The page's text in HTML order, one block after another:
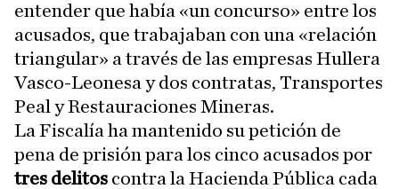
entender que había «un concurso» entre los
acusados, que trabajaban con una «relación
triangular» a través de las empresas Hullera
Vasco-Leonesa y dos contratas, Transportes
Peal y Restauraciones Mineras.
La Fiscalía ha mantenido su petición de
pena de prisión para los cinco acusados por
tres delitos contra la Hacienda Pública cada